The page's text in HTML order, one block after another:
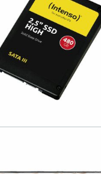
Intenso 2,5" SSD HIGH 480GB SATA III